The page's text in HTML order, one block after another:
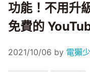
功能！不用升
免費的
2021/10/06 by 電獺